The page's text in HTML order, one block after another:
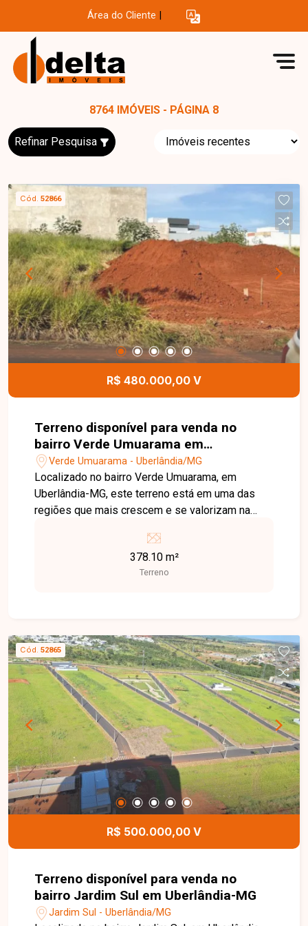
Área do Cliente
8764 IMÓVEIS - PÁGINA 8
Refinar Pesquisa
Cód. 52866
R$ 480.000,00 V
Terreno disponível para venda no
bairro Verde Umuarama em
Uberlândia-MG
Verde Umuarama - Uberlândia/MG
Localizado no bairro Verde Umuarama, em
Uberlândia-MG, este terreno está em uma das
regiões que mais crescem e se valorizam na
infraestrutura completa, ruas amplas, fácil acesso
às principais vias e está próximo a comércios,
escolas, universidades, hospitais e diversos
proporcionando excelentes possibilidades para a
construção de uma residência de alto padrão ou
para um empreendimento imobiliário. Sua
localização privilegiada dentro do bairro favorece
projetos modernos, funcionais e com excelente
aproveitamento do terreno. Esta é uma excelente
oportunidade para quem deseja construir o
imóvel dos sonhos ou investir em uma região
com grande potencial de crescimento e
valorização. Agende uma visita e venha conhecer
todos os detalhes deste excelente terreno no
bairro Verde Umuarama.
378.10 m²
Terreno
Cód. 52865
R$ 500.000,00 V
Terreno disponível para venda no
bairro Jardim Sul em Uberlândia-MG
Jardim Sul - Uberlândia/MG